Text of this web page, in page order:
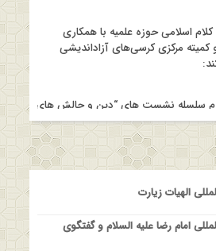
اسلامی حوزه علمیه با همکاری
مرکزی کرسی‌های آزاداندیشی
سلسله نشست های “دین و چالش های
های اعتقادی” برگزار می شود.
وحیانی بینونت پیشینه // تقریرها // ادله
بین المذاهب با عنوان “خداشناسی از
الهیات زیارت
امام رضا علیه السلام و گفتگوی